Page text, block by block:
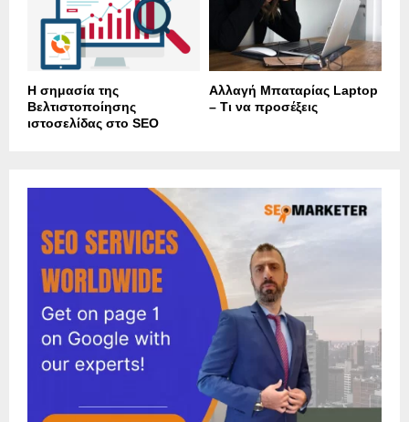
Η σημασία της
Βελτιστοποίησης
ιστοσελίδας στο SEO
Αλλαγή Μπαταρίας Laptop
– Τι να προσέξεις